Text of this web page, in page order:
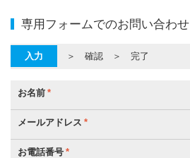
専用フォームでのお問い合わせ
入力 ＞ 確認 ＞ 完了
お名前 *
メールアドレス *
お電話番号 *